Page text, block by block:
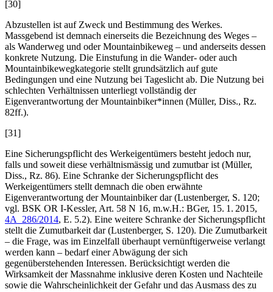
[30]
Abzustellen ist auf Zweck und Bestimmung des Werkes.
Massgebend ist demnach einerseits die Bezeichnung des Weges –
als Wanderweg und oder Mountainbikeweg – und anderseits dessen
konkrete Nutzung. Die Einstufung in die Wander- oder auch
Mountainbikewegkategorie stellt grundsätzlich auf gute
Bedingungen und eine Nutzung bei Tageslicht ab. Die Nutzung bei
schlechten Verhältnissen unterliegt vollständig der
Eigenverantwortung der Mountainbiker*innen (Müller, Diss., Rz.
82ff.).
[31]
Eine Sicherungspflicht des Werkeigentümers besteht jedoch nur,
falls und soweit diese verhältnismässig und zumutbar ist (Müller,
Diss., Rz. 86). Eine Schranke der Sicherungspflicht des
Werkeigentümers stellt demnach die oben erwähnte
Eigenverantwortung der Mountainbiker dar (Lustenberger, S. 120;
vgl. BSK OR I-Kessler, Art. 58 N 16, m.w.H.: BGer, 15. 1. 2015,
4A_286/2014, E. 5.2). Eine weitere Schranke der Sicherungspflicht
stellt die Zumutbarkeit dar (Lustenberger, S. 120). Die Zumutbarkeit
– die Frage, was im Einzelfall überhaupt vernünftigerweise verlangt
werden kann – bedarf einer Abwägung der sich
gegenüberstehenden Interessen. Berücksichtigt werden die
Wirksamkeit der Massnahme inklusive deren Kosten und Nachteile
sowie die Wahrscheinlichkeit der Gefahr und das Ausmass des zu